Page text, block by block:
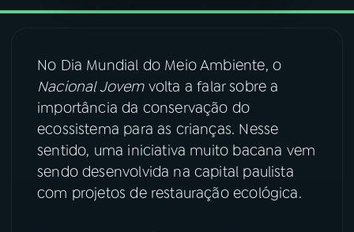
ACOMPANHE A RÁDIO NACIONAL
YouTube Facebook
Instagram X
TikTok
No Dia Mundial do Meio Ambiente, o
Nacional Jovem volta a falar sobre a
importância da conservação do
ecossistema para as crianças. Nesse
sentido, uma iniciativa muito bacana vem
sendo desenvolvida na capital paulista
com projetos de restauração ecológica.